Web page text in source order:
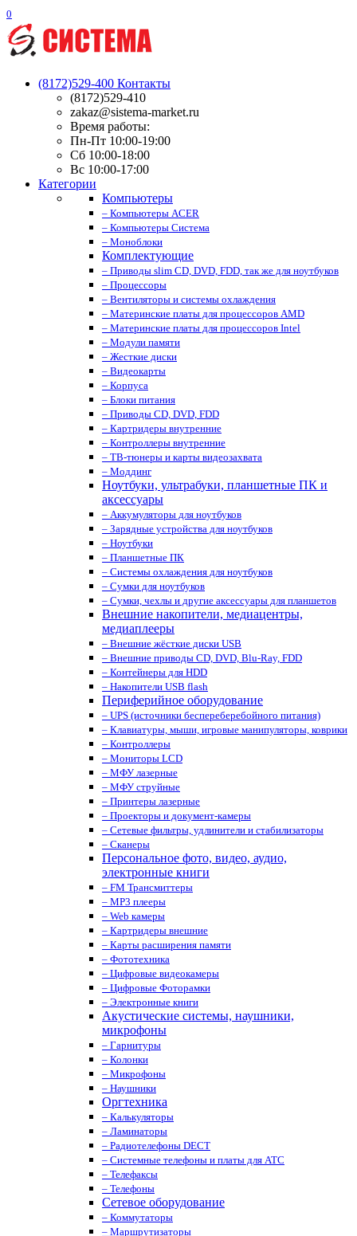
0
(8172)529-400 Контакты
(8172)529-410
zakaz@sistema-market.ru
Время работы:
Пн-Пт 10:00-19:00
Сб 10:00-18:00
Вс 10:00-17:00
Категории
Компьютеры
– Компьютеры ACER
– Компьютеры Система
– Моноблоки
Комплектующие
– Приводы slim CD, DVD, FDD, так же для ноутбуков
– Процессоры
– Вентиляторы и системы охлаждения
– Материнские платы для процессоров AMD
– Материнские платы для процессоров Intel
– Модули памяти
– Жесткие диски
– Видеокарты
– Корпуса
– Блоки питания
– Приводы CD, DVD, FDD
– Картридеры внутренние
– Контроллеры внутренние
– ТВ-тюнеры и карты видеозахвата
– Моддинг
Ноутбуки, ультрабуки, планшетные ПК и
аксессуары
– Аккумуляторы для ноутбуков
– Зарядные устройства для ноутбуков
– Ноутбуки
– Планшетные ПК
– Системы охлаждения для ноутбуков
– Сумки для ноутбуков
– Сумки, чехлы и другие аксессуары для планшетов
Внешние накопители, медиацентры,
медиаплееры
– Внешние жёсткие диски USB
– Внешние приводы CD, DVD, Blu-Ray, FDD
– Контейнеры для HDD
– Накопители USB flash
Периферийное оборудование
– UPS (источники беспереберебойного питания)
– Клавиатуры, мыши, игровые манипуляторы, коврики
– Контроллеры
– Мониторы LCD
– МФУ лазерные
– МФУ струйные
– Принтеры лазерные
– Проекторы и документ-камеры
– Сетевые фильтры, удлинители и стабилизаторы
– Сканеры
Персональное фото, видео, аудио,
электронные книги
– FM Трансмиттеры
– MP3 плееры
– Web камеры
– Картридеры внешние
– Карты расширения памяти
– Фототехника
– Цифровые видеокамеры
– Цифровые Фоторамки
– Электронные книги
Акустические системы, наушники,
микрофоны
– Гарнитуры
– Колонки
– Микрофоны
– Наушники
Оргтехника
– Калькуляторы
– Ламинаторы
– Радиотелефоны DECT
– Системные телефоны и платы для АТС
– Телефаксы
– Телефоны
Сетевое оборудование
– Коммутаторы
– Маршрутизаторы